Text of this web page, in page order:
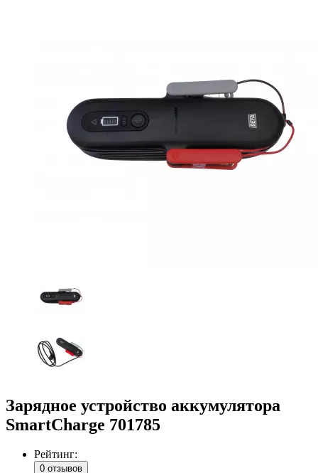
Зарядное устройство аккумулятора
SmartCharge 701785
Рейтинг:
0 отзывов